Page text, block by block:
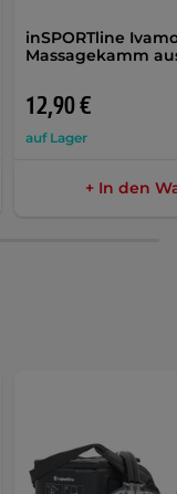
inSPORTline
Massagekamm
12,90 €
auf Lager
+ In den